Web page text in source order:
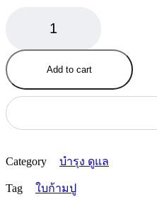
หมัก
(ป่น
หยาบ)
10
กก.
quantity
Add to cart
Category บำรุง ดูแล
Tag ใบก้ามปู